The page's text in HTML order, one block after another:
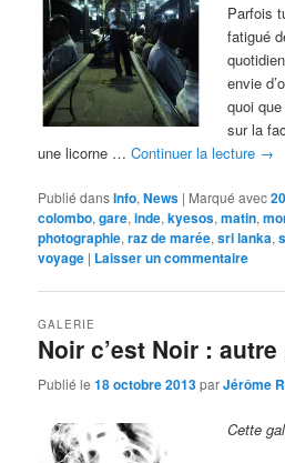
Parfois
fatigué
envie
quoi
sur la
une licorne …Continuer la lecture →
Publié dansInfo,News | Marqué avec
colombo,gare,inde,kyesos,matin,
photographie,raz de marée,sri lanka,
voyage | Laisser un commentaire
Noir c’est Noir :
GALERIE
Publié le18 octobre 2013parJérôme
Cette